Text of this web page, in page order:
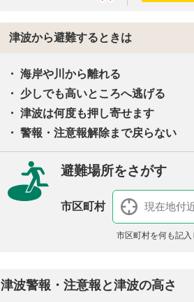
津波から避難するときは
海岸や川から離れる
少しでも高いところへ逃げる
津波は何度も押し寄せます
警報・注意報解除まで戻らない
避難場所をさがす
市区町村
市区町村を何も記入
津波警報・注意報と津波の高さ